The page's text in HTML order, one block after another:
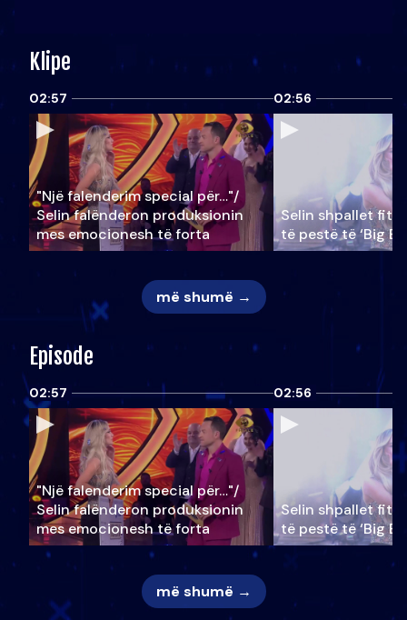
Klipe
02:57
"Një falenderim special për…"/
Selin falënderon produksionin
mes emocionesh të forta
02:56
Selin shpallet
të pestë të ‘Big
më shumë →
Episode
02:57
"Një falenderim special për…"/
Selin falënderon produksionin
mes emocionesh të forta
02:56
Selin shpallet
të pestë të ‘Big
më shumë →